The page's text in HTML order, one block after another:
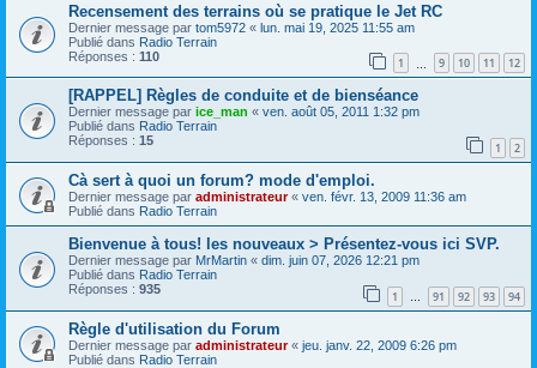
Recensement des terrains où se pratique le Jet RC
Dernier message par tom5972 « lun. mai 19, 2025 11:55 am
Publié dans Radio Terrain
Réponses : 110 1 9 10 11 12
[RAPPEL] Règles de conduite et de bienséance
Dernier message par ice_man « ven. août 05, 2011 1:32 pm
Publié dans Radio Terrain
Réponses : 15 1 2
Cà sert à quoi un forum? mode d'emploi.
Dernier message par administrateur« ven. févr. 13, 2009 11:36 am
Publié dans Radio Terrain
Bienvenue à tous! les nouveaux > Présentez-vous ici SVP.
Dernier message par MrMartin « dim. juin 07, 2026 12:21 pm
Publié dans Radio Terrain
Réponses : 935 1 … 91 92 93 94
Règle d'utilisation du Forum
Dernier message par administrateur« jeu. janv. 22, 2009 6:26 pm
Publié dans Radio Terrain